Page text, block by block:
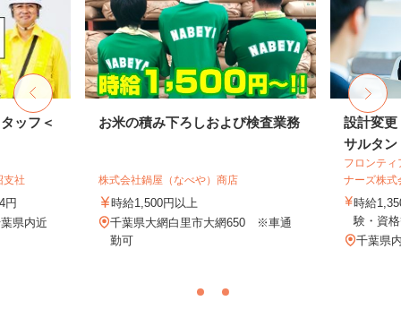
ッフ＜
社
円
県内近
お米の積み下ろしおよび検査業務
株式会社鍋屋（なべや）商店
時給1,500円以上
千葉県大網白里市大網650 ※車通
勤可
設計変更
サルタン
フロンテ
ナーズ株式
時給
験・資
千葉県